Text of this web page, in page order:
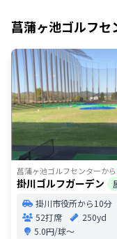
菖蒲ヶ池ゴルフセ
菖蒲ヶ池ゴルフセンターから
掛川ゴルフガーデン
掛川市役所から10分
52打席
250yd
5.0円/球〜